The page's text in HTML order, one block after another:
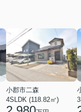
小郡市二森
4SLDK (118.82㎡)